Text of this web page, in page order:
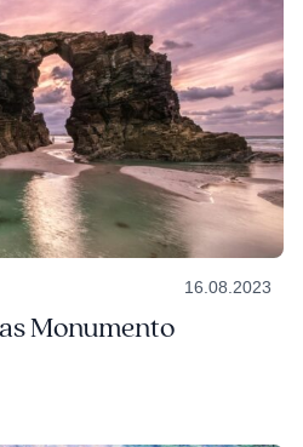
16.08.2023
Monumento